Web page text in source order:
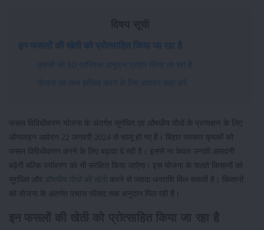
इन फसलों की खेती को प्रोत्साहित किया जा रहा है
कृषकों को 50 प्रतिशत अनुदान प्रदान किया जा रहा है
योजना का लाभ हांसिल करने के लिए आवेदन कहां करें
फसल विविधीकरण योजना के अंतर्गत सुगंधित एवं औषधीय पौधों के प्रत्यक्षण के लिए
ऑनलाइन आवेदन 22 जनवरी 2024 से चालू हो गए हैं। बिहार सरकार कृषकों को
फसल विविधीकरण करने के लिए बढ़ावा दे रही है। इससे ना केवल उनकी आमदनी
बढ़ेगी बल्कि पर्यावरण को भी संरक्षित किया जाऐगा। इस योजना के चलते किसानों को
सुगंधित और
औषधीय पौधों की खेती
करने से ज्यादा धनराशि मिल सकती है। किसानों
को योजना के अंतर्गत पचास फीसद तक अनुदान मिल रही है।